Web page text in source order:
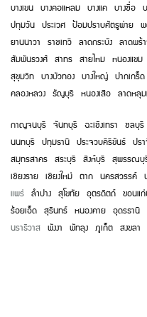
บางเขน บางคอแหลม บางแค บางซื่อ
ปทุมวัน ประเวศ ป้อมปราบศัตรูพ่าย
ยานนาวา ราชเทวี ลาดกระบัง ลาดพร้
สัมพันธวงศ์ สาทร สายไหม หนองแขม
สุขุมวิท บางบัวทอง บางใหญ่ ปากเกร็ด
คลองหลวง ธัญบุรี หนองเสือ ลาดหลุ
กาญจนบุรี จันทบุรี ฉะเชิงเทรา ชลบุ
นนทบุรี ปทุมธานี ประจวบคีรีขันธ์ ปร
สมุทรสาคร สระบุรี สิงห์บุรี สุพรรณบุ
เชียงราย เชียงใหม่ ตาก นครสวรรค์
แพร่ ลำปาง สุโขทัย อุตรดิตถ์ ขอนแ
ร้อยเอ็ด สุรินทร์ หนองคาย อุดรธานี
นราธิวาส พังงา พัทลุง ภูเก็ต สงขลา